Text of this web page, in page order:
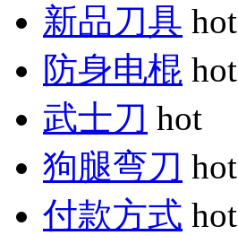
新品刀具 hot
防身电棍 hot
武士刀 hot
狗腿弯刀 hot
付款方式 hot